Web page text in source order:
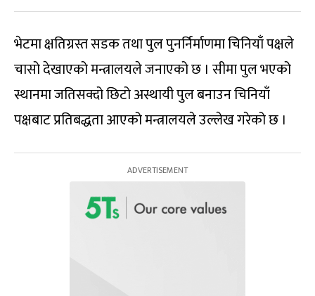
भेटमा क्षतिग्रस्त सडक तथा पुल पुनर्निर्माणमा चिनियाँ पक्षले
चासो देखाएको मन्त्रालयले जनाएको छ । सीमा पुल भएको
स्थानमा जतिसक्दो छिटो अस्थायी पुल बनाउन चिनियाँ
पक्षबाट प्रतिबद्धता आएको मन्त्रालयले उल्लेख गरेको छ ।